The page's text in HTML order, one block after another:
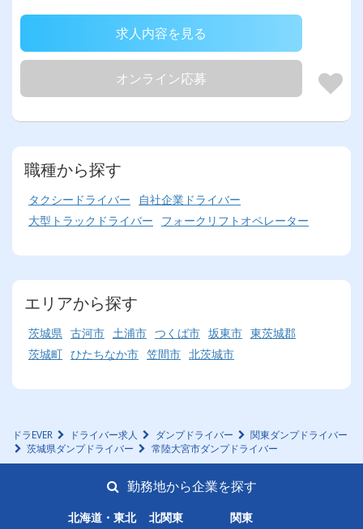
求人内容を見る
オンライン応募
職種から探す
タクシードライバー
自社企業ドライバー
大型トラックドライバー
フォークリフトオペレーター
エリアから探す
茨城県 古河市 土浦市 つくば市 坂東市 東茨城郡
茨城町 ひたちなか市 笠間市 北茨城市
ドラEVER ドライバー求人 ダンプドライバー
関東ダンプドライバー
茨城県ダンプドライバー
常陸大宮市ダンプドライバー
勤務地から企業を探す
北海道・東北 北関東 関東